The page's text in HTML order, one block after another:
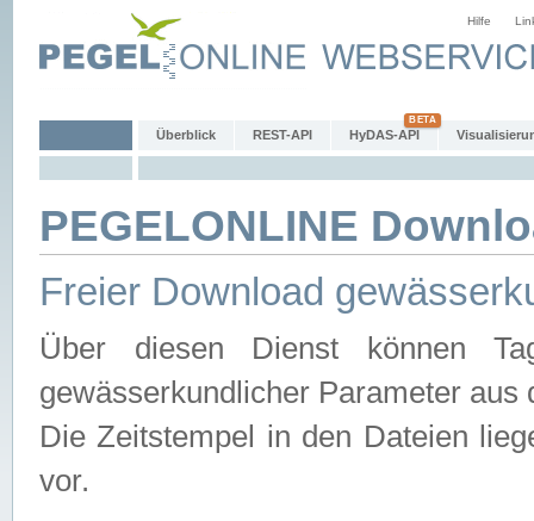
Hilfe
Überblick REST-API HyDAS-API
PEGELONLINE
Freier Download
Über diesen Dienst können
gewässerkundlicher Parameter aus
Die Zeitstempel in den Dateien
vor.